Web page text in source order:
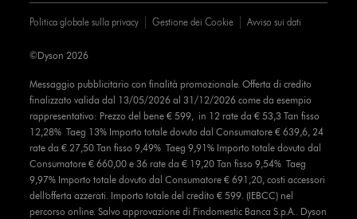
Politica globale sulla privacy Gestione dei Cookie Avviso sui dati
Messaggio pubblicitario con finalità promozionale. Offerta di credito
finalizzato valida dal 13/05/2026 al 31/12/2026 come da esempio
rappresentativo: Prezzo del bene € 599, in 12 rate da € 53,3 Tan fisso
12,28% Taeg 13% Importo totale dovuto dal Consumatore € 639,6, 24
rate da € 27,50 Tan fisso 9,49% Taeg 9,91% Importo totale dovuto dal
Consumatore € 660,00 e 36 rate da € 19,20 Tan fisso 9,54% Taeg
9,97% Importo totale dovuto dal Consumatore € 691,20, costi accessori
dell’offerta azzerati. Importo totale del credito € 599. (IEBCC) nel
percorso online. Salvo approvazione di Findomestic Banca S.p.A.. Dyson
©Dyson 2026